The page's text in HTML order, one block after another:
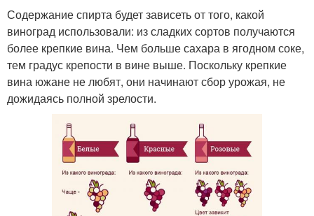
Содержание спирта будет зависеть от того, какой
виноград использовали: из сладких сортов получаются
более крепкие вина. Чем больше сахара в ягодном соке,
тем градус крепости в вине выше. Поскольку крепкие
вина южане не любят, они начинают сбор урожая, не
дожидаясь полной зрелости.